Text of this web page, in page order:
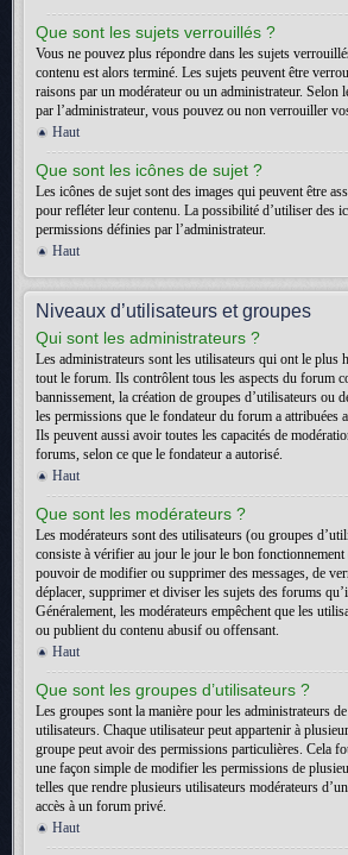
Que sont les sujets verrouillés ?
Vous ne pouvez plus répondre dans les sujets
contenu est alors terminé. Les sujets peuvent être
raisons par un modérateur ou un administrateur. Selon
par l’administrateur, vous pouvez ou non verrouiller
Haut
Que sont les icônes de sujet ?
Les icônes de sujet sont des images qui peuvent être
pour refléter leur contenu. La possibilité d’utiliser des
permissions définies par l’administrateur.
Haut
Niveaux d’utilisateurs et groupes
Qui sont les administrateurs ?
Les administrateurs sont les utilisateurs qui ont le plus
tout le forum. Ils contrôlent tous les aspects du forum
bannissement, la création de groupes d’utilisateurs ou
les permissions que le fondateur du forum a attribuées
Ils peuvent aussi avoir toutes les capacités de
forums, selon ce que le fondateur a autorisé.
Haut
Que sont les modérateurs ?
Les modérateurs sont des utilisateurs (ou groupes
consiste à vérifier au jour le jour le bon
pouvoir de modifier ou supprimer des messages, de
déplacer, supprimer et diviser les sujets des forums
Généralement, les modérateurs empêchent que les
ou publient du contenu abusif ou offensant.
Haut
Que sont les groupes d’utilisateurs ?
Les groupes sont la manière pour les administrateurs
utilisateurs. Chaque utilisateur peut appartenir à
groupe peut avoir des permissions particulières. Cela
une façon simple de modifier les permissions de
telles que rendre plusieurs utilisateurs modérateurs
accès à un forum privé.
Haut